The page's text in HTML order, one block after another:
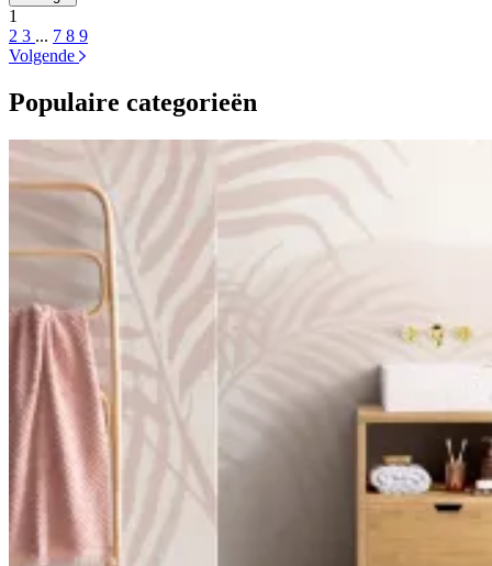
1
2 3 ... 7 8 9
Volgende
Populaire categorieën